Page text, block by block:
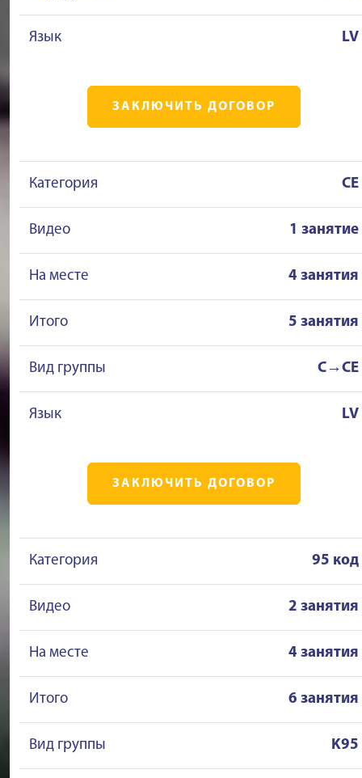
Язык LV
ЗАКЛЮЧИТЬ ДОГОВОР
Категория CE
Видео 1 занятие
На месте 4 занятия
Итого 5 занятия
Вид группы C→CE
Язык LV
ЗАКЛЮЧИТЬ ДОГОВОР
Категория 95 код
Видео 2 занятия
На месте 4 занятия
Итого 6 занятия
Вид группы K95